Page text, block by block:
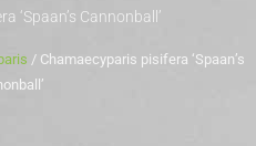
‘Spaan’s Cannonball’
/ Chamaecyparis pisifera ‘Spaan’s